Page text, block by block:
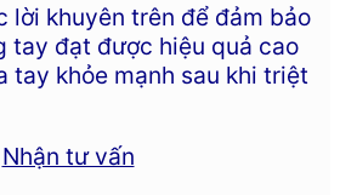
lời khuyên trên để đảm bảo
tay đạt được hiệu quả cao
tay khỏe mạnh sau khi triệt
Nhận tư vấn